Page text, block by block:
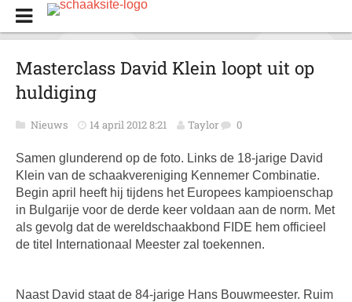
Masterclass David Klein loopt uit op
huldiging
Nieuws 14 april 2012 8:21 Taylor 0
Samen glunderend op de foto. Links de 18-jarige David
Klein van de schaakvereniging Kennemer Combinatie.
Begin april heeft hij tijdens het Europees kampioenschap
in Bulgarije voor de derde keer voldaan aan de norm. Met
als gevolg dat de wereldschaakbond FIDE hem officieel
de titel Internationaal Meester zal toekennen.
Naast David staat de 84-jarige Hans Bouwmeester. Ruim